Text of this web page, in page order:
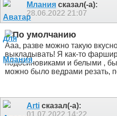
Млания сказал(-а):
28.06.2022 21:07
Ааа, разве можно такую
выкладывать! Я как-то
подосиновиками и белыми ,
можно было ведрами резать,
Arti сказал(-а):
01.07.2022 14:22